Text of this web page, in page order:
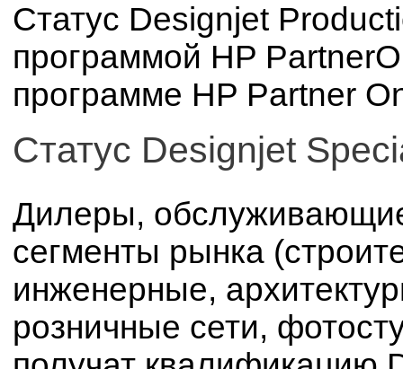
Статус Designjet
программой HP
программе HP Partner
Статус Designjet
Дилеры,
сегменты рынка
инженерные,
розничные сети,